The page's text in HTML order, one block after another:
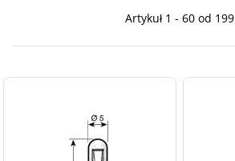
Artykuł 1 - 60 od 199